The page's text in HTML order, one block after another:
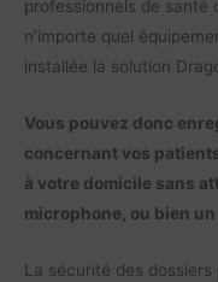
professionnels de santé
n’importe quel
installée la solution
Vous pouvez donc
concernant vos
à votre domicile sans
microphone, ou bien
La sécurité des